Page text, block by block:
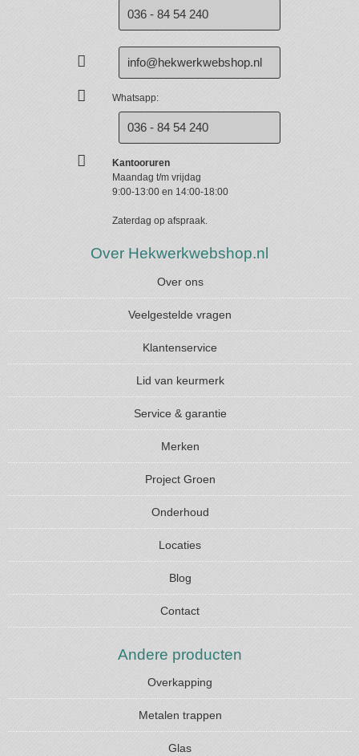
036 - 84 54 240
info@hekwerkwebshop.nl
Whatsapp:
036 - 84 54 240
Kantooruren
Maandag t/m vrijdag
9:00-13:00 en 14:00-18:00
Zaterdag op afspraak.
Over Hekwerkwebshop.nl
Over ons
Veelgestelde vragen
Klantenservice
Lid van keurmerk
Service & garantie
Merken
Project Groen
Onderhoud
Locaties
Blog
Contact
Andere producten
Overkapping
Metalen trappen
Glas